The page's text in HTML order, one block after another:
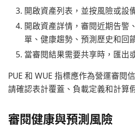
開啟資產列表，並按風險或設
開啟資產詳情，審閱近期告警
單、健康趨勢、預測歷史和回
當審閱結果需要共享時，匯出
PUE 和 WUE 指標應作為營運審閱
請確認表計覆蓋、負載定義和計算
審閱健康與預測風險